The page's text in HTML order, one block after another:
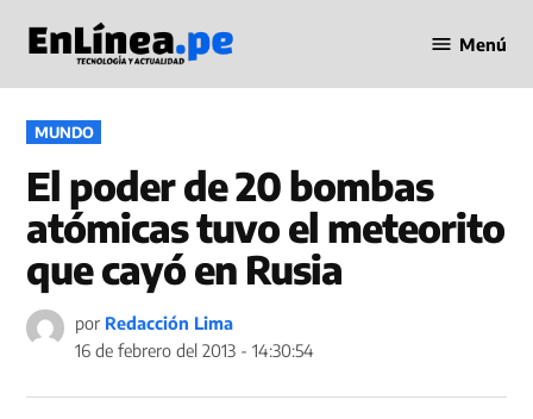
contenido
en Línea
Menú
PUBLICADO
EN
MUNDO
El poder de 20 bombas
atómicas tuvo el meteorito
que cayó en Rusia
por Redacción Lima
16 de febrero del 2013 - 14:30:54